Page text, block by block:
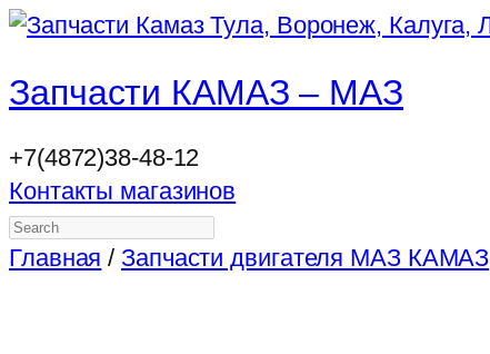
Запчасти КАМАЗ – МАЗ
+7(4872)38-48-12
Контакты магазинов
Search
Главная / Запчасти двигателя МАЗ КАМАЗ